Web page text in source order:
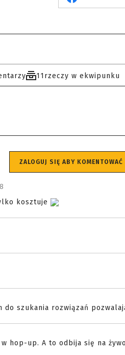
11rzeczy w ekwipunku
ZALOGUJ SIĘ ABY KOMENTOWAĆ
kosztuje
do szukania rozwiązań
hop-up. A to odbija się na